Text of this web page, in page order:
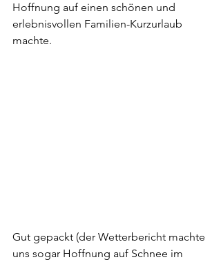
Hoffnung auf einen schönen und
erlebnisvollen Familien-Kurzurlaub
machte.
Gut gepackt (der Wetterbericht machte
uns sogar Hoffnung auf Schnee im